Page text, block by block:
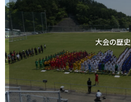
大会の歴史